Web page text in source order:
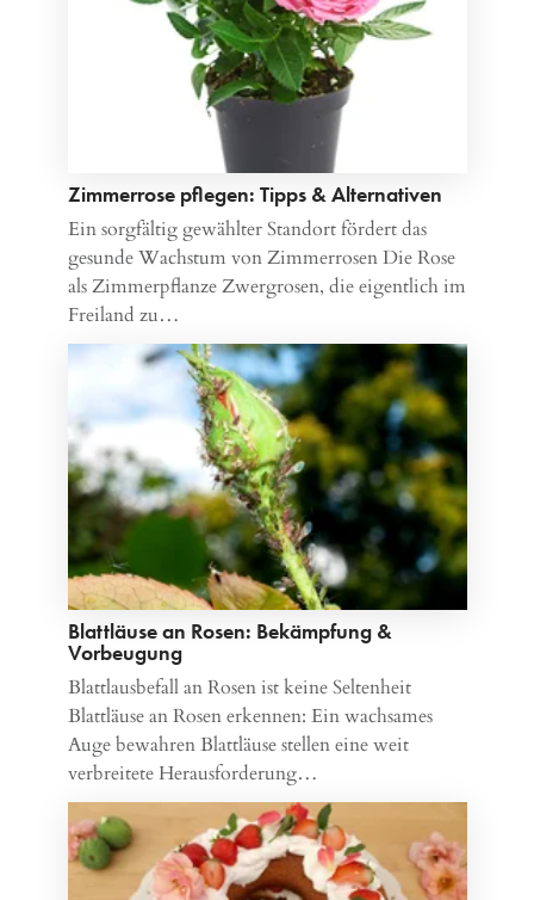
Zimmerrose pflegen: Tipps & Alternativen
Ein sorgfältig gewählter Standort fördert das
gesunde Wachstum von Zimmerrosen Die Rose
als Zimmerpflanze Zwergrosen, die eigentlich im
Freiland zu…
Blattläuse an Rosen: Bekämpfung &
Vorbeugung
Blattlausbefall an Rosen ist keine Seltenheit
Blattläuse an Rosen erkennen: Ein wachsames
Auge bewahren Blattläuse stellen eine weit
verbreitete Herausforderung…